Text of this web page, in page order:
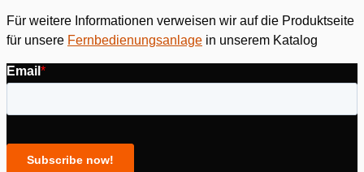
Bitteakzeptieren Marketing-Cookies um dieses Video
anzusehen.
Für weitere Informationen verweisen wir auf die Produktseite
für unsere Fernbedienungsanlage in unserem Katalog